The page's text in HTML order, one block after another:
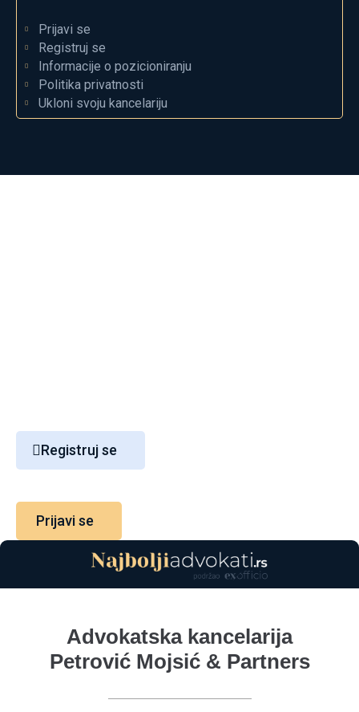
Prijavi se
Registruj se
Informacije o pozicioniranju
Politika privatnosti
Ukloni svoju kancelariju
Registruj se
Prijavi se
Advokatska kancelarija
Petrović Mojsić & Partners